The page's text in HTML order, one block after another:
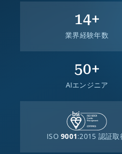
14+
業界経験年数
50+
AIエンジニア
ISO9001:2015 認証取